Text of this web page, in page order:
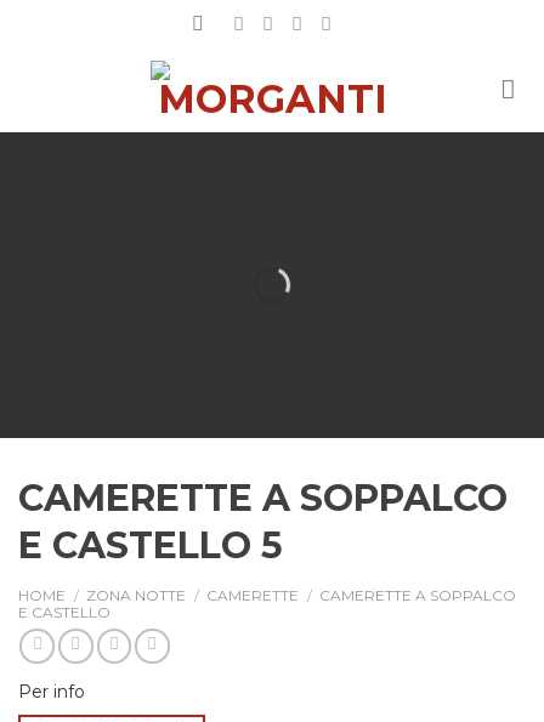
CAMERETTE A SOPPALCO
E CASTELLO 5
HOME / ZONA NOTTE / CAMERETTE / CAMERETTE A SOPPALCO
E CASTELLO
Per info